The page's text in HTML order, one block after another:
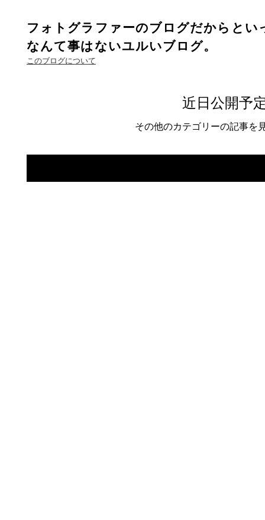
フォトグラファーのブログだからとい
なんて事はないユルいブログ。
このブログについて
近日公開予
その他のカテゴリーの記事を